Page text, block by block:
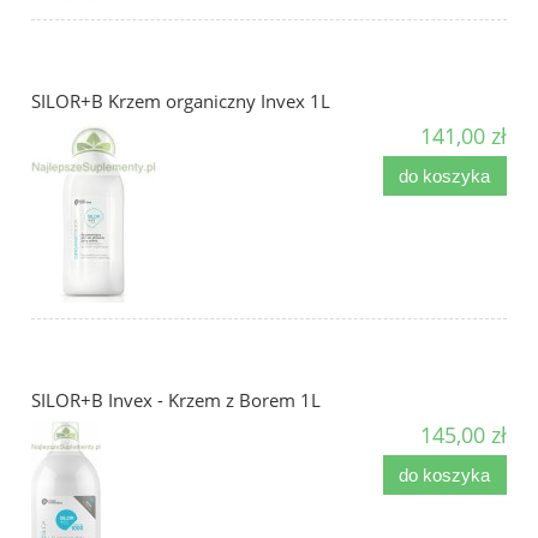
SILOR+B Krzem organiczny Invex 1L
141,00 zł
do koszyka
SILOR+B Invex - Krzem z Borem 1L
145,00 zł
do koszyka